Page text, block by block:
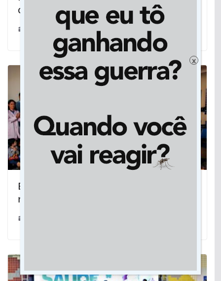
com conquistas individuais e coletiva
Educação de alto padrão faz de Jateí
referência no estado e no país
x